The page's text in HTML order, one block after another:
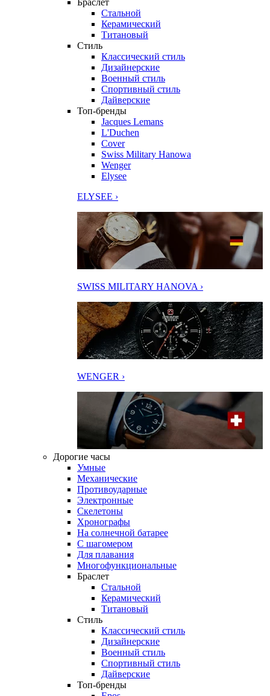
Браслет
Стальной
Керамический
Титановый
Стиль
Классический стиль
Дизайнерские
Военный стиль
Спортивный стиль
Дайверские
Топ-бренды
Jacques Lemans
L'Duchen
Cover
Swiss Military Hanowa
Wenger
Elysee
ELYSEE ›
SWISS MILITARY HANOVA ›
WENGER ›
Дорогие часы
Умные
Механические
Противоударные
Электронные
Скелетоны
Хронографы
На солнечной батарее
С шагомером
Для плавания
Многофункциональные
Браслет
Стальной
Керамический
Титановый
Стиль
Классический стиль
Дизайнерские
Военный стиль
Спортивный стиль
Дайверские
Топ-бренды